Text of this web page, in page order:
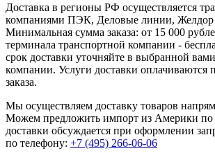
Доставка в регионы РФ осуществляется
компаниями ПЭК, Деловые линии,
Минимальная сумма заказа: от 15 000
терминала транспортной компании -
срок доставки уточняйте в выбранной
компании. Услуги доставки оплачиваются
заказа.
Мы осуществляем доставку товаров
Можем предложить импорт из Америки по
доставки обсуждается при оформлении
по телефону: +7 (495) 266-06-06